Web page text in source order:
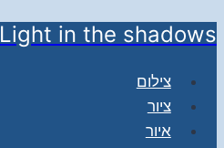
Skip
content
Light in the shadows
צילום
ציור
איור